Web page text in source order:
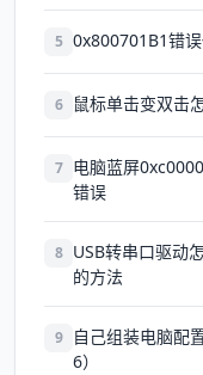
5 0x800701B1错
6 鼠标单击变双击
7 电脑蓝屏
错误
8 USB转串口驱动
的方法
9
自己组装电脑配
6）